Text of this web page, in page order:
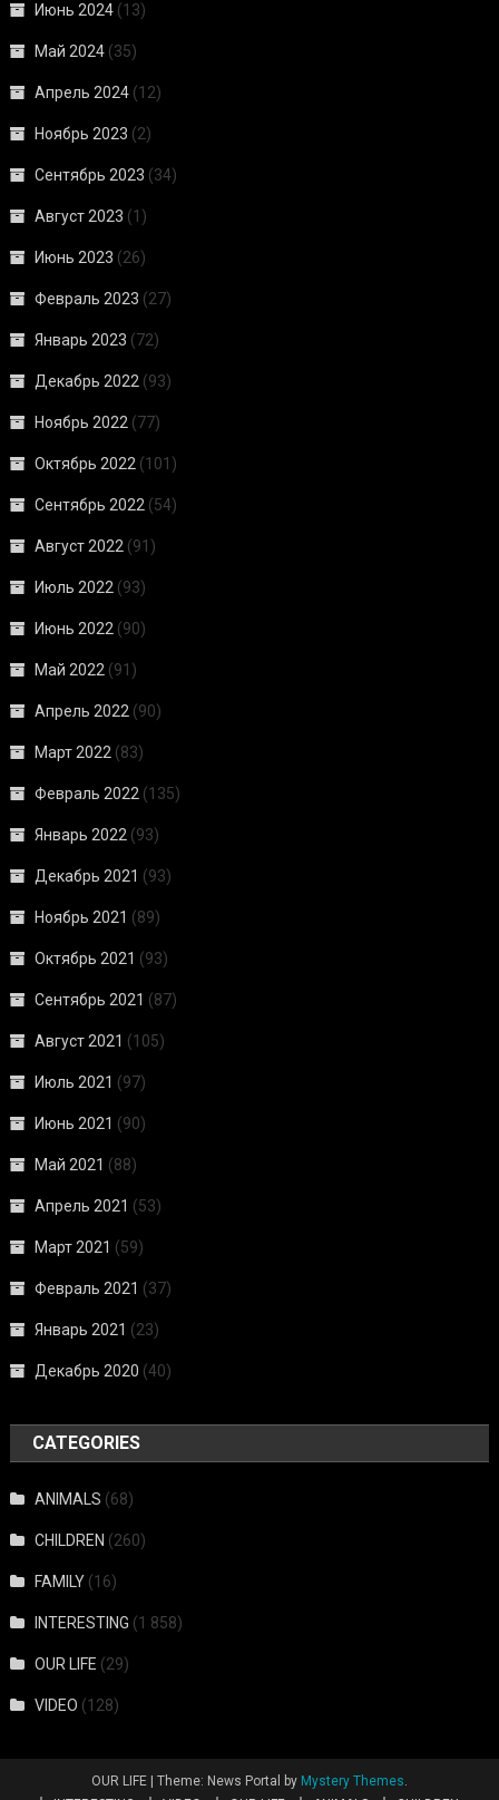
Июнь 2024 (13)
Май 2024 (35)
Апрель 2024 (12)
Ноябрь 2023 (2)
Сентябрь 2023 (34)
Август 2023 (1)
Июнь 2023 (26)
Февраль 2023 (27)
Январь 2023 (72)
Декабрь 2022 (93)
Ноябрь 2022 (77)
Октябрь 2022 (101)
Сентябрь 2022 (54)
Август 2022 (91)
Июль 2022 (93)
Июнь 2022 (90)
Май 2022 (91)
Апрель 2022 (90)
Март 2022 (83)
Февраль 2022 (135)
Январь 2022 (93)
Декабрь 2021 (93)
Ноябрь 2021 (89)
Октябрь 2021 (93)
Сентябрь 2021 (87)
Август 2021 (105)
Июль 2021 (97)
Июнь 2021 (90)
Май 2021 (88)
Апрель 2021 (53)
Март 2021 (59)
Февраль 2021 (37)
Январь 2021 (23)
Декабрь 2020 (40)
CATEGORIES
ANIMALS (68)
CHILDREN (260)
FAMILY (16)
INTERESTING (1 858)
OUR LIFE (29)
VIDEO (128)
OUR LIFE Theme: News Portal by Mystery Themes.